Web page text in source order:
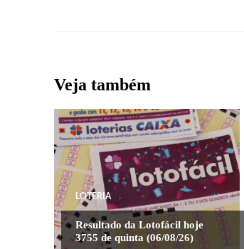
Veja também
LOTERIA
Resultado da Lotofácil hoje
3755 de quinta (06/08/26)